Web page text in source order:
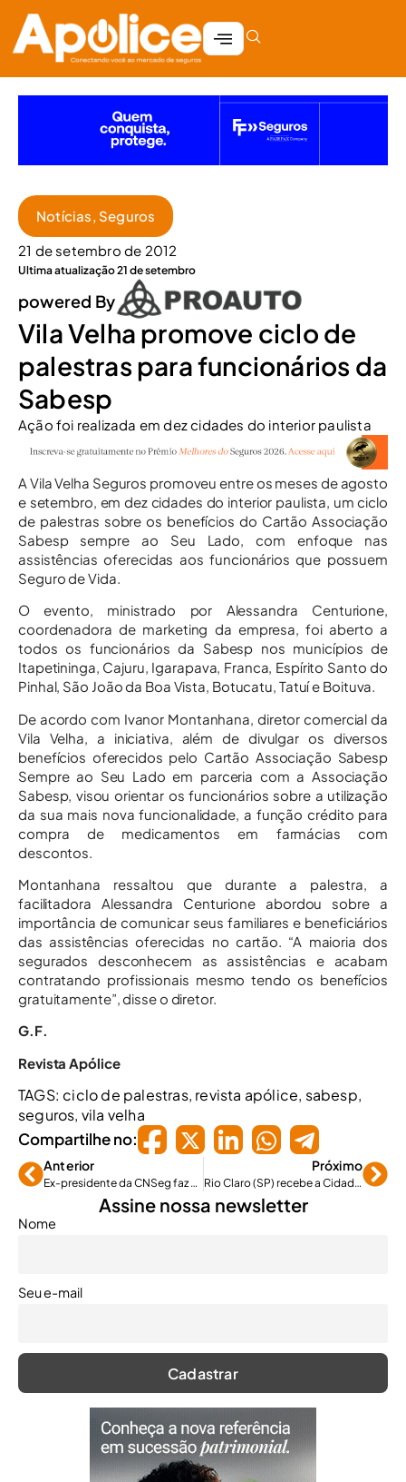
Notícias, Seguros
21 de setembro de 2012
Ultima atualização 21 de setembro
powered By
Vila Velha promove ciclo de
palestras para funcionários da
Sabesp
Ação foi realizada em dez cidades do interior paulista
A Vila Velha Seguros promoveu entre os meses de agosto
e setembro, em dez cidades do interior paulista, um ciclo
de palestras sobre os benefícios do Cartão Associação
Sabesp sempre ao Seu Lado, com enfoque nas
assistências oferecidas aos funcionários que possuem
Seguro de Vida.
O evento, ministrado por Alessandra Centurione,
coordenadora de marketing da empresa, foi aberto a
todos os funcionários da Sabesp nos municípios de
Itapetininga, Cajuru, Igarapava, Franca, Espírito Santo do
Pinhal, São João da Boa Vista, Botucatu, Tatuí e Boituva.
De acordo com Ivanor Montanhana, diretor comercial da
Vila Velha, a iniciativa, além de divulgar os diversos
benefícios oferecidos pelo Cartão Associação Sabesp
Sempre ao Seu Lado em parceria com a Associação
Sabesp, visou orientar os funcionários sobre a utilização
da sua mais nova funcionalidade, a função crédito para
compra de medicamentos em farmácias com
descontos.
Montanhana ressaltou que durante a palestra, a
facilitadora Alessandra Centurione abordou sobre a
importância de comunicar seus familiares e beneficiários
das assistências oferecidas no cartão. “A maioria dos
segurados desconhecem as assistências e acabam
contratando profissionais mesmo tendo os benefícios
gratuitamente”, disse o diretor.
G.F.
Revista Apólice
TAGS: ciclo de palestras, revista apólice, sabesp,
seguros, vila velha
Compartilhe no:
Anterior
Ex-presidente da CNSeg faz palestra no Almoço das Seguradoras
Próximo
Rio Claro (SP) recebe a Cidade Portinho Seguro Auto
Assine nossa newsletter
Nome
Seu e-mail